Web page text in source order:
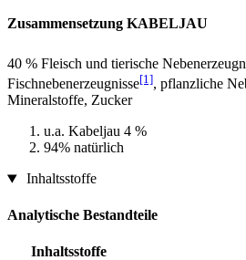
Zusammensetzung KABELJAU
40 % Fleisch und tierische
Fischnebenerzeugnisse[1], pflanzliche
Mineralstoffe, Zucker
u.a. Kabeljau 4 %
94% natürlich
Inhaltsstoffe
Analytische Bestandteile
Inhaltsstoffe